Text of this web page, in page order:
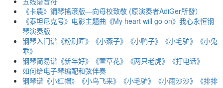
《卡農》鋼琴搖滾版—向母校致敬 (原演奏者AdiGer所發）
《泰坦尼克号》电影主题曲《My heart will go on》我心永恒钢
琴演奏版
钢琴入门谱《粉刷匠》《小燕子》《小鸭子》《小毛驴》《小兔
乖》
钢琴简易谱《新年好》《萱草花》《两只老虎》《打电话》
如何给电子琴编配和弦伴奏
钢琴谱《小红帽》《小鸟飞来》《小毛驴》《小雨沙沙》《排排